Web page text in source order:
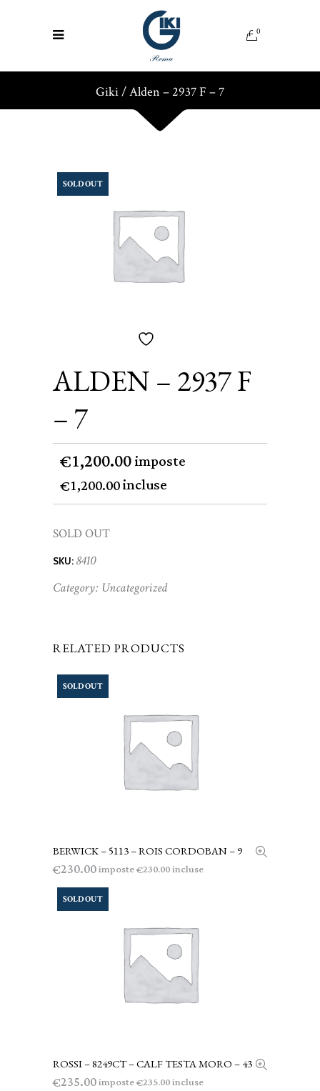
0
Giki/Alden – 2937 F – 7
SOLD OUT
ALDEN – 2937 F
– 7
€1,200.00imposte
€1,200.00incluse
SOLD OUT
SKU: 8410
Category: Uncategorized
RELATED PRODUCTS
SOLD OUT
LEGGI TUTTO
BERWICK – 5113 – ROIS CORDOBAN – 9
€230.00imposte€230.00incluse
SOLD OUT
LEGGI TUTTO
ROSSI – 8249CT – CALF TESTA MORO – 43
€235.00imposte€235.00incluse